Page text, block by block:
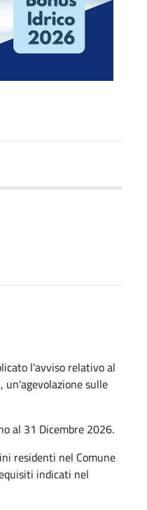
l'avviso relativo al
un'agevolazione sulle
al 31 Dicembre 2026.
residenti nel Comune
indicati nel